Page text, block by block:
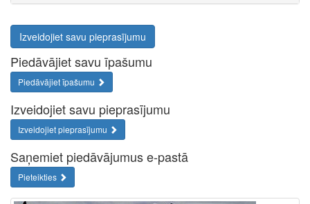
Izveidojiet savu pieprasījumu
Piedāvājiet savu īpašumu
Piedāvājiet īpašumu
Izveidojiet savu pieprasījumu
Izveidojiet pieprasījumu
Saņemiet piedāvājumus e-pastā
Pieteikties